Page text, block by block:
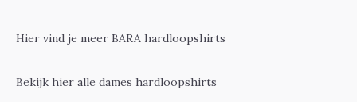
Hier vind je meer BARA hardloopshirts
Bekijk hier alle dames hardloopshirts